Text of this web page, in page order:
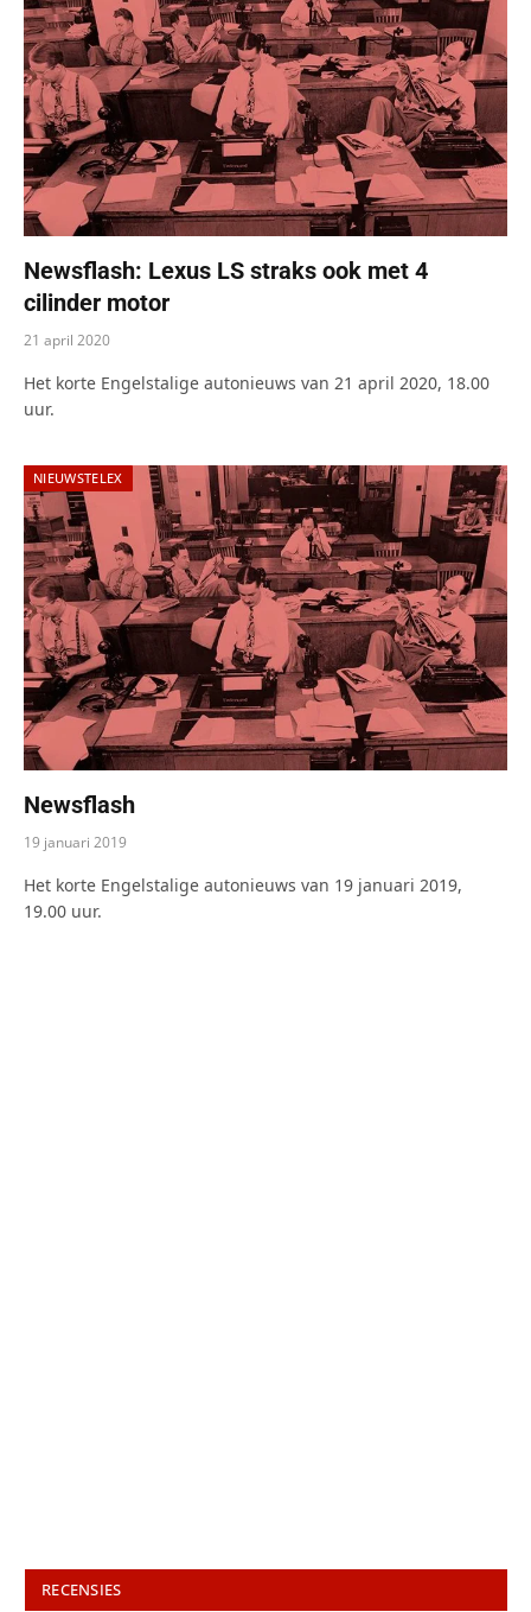
Newsflash: Lexus LS straks ook met 4
cilinder motor
21 april 2020
Het korte Engelstalige autonieuws van 21 april 2020, 18.00
uur.
NIEUWSTELEX
Newsflash
19 januari 2019
Het korte Engelstalige autonieuws van 19 januari 2019,
19.00 uur.
RECENSIES